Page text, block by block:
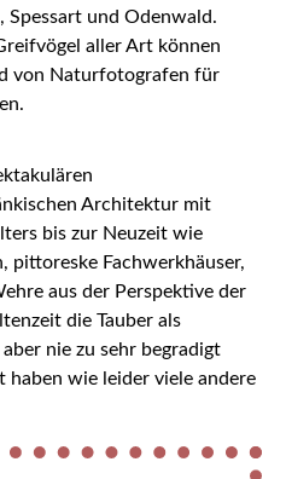
Spessart und Odenwald.
aller Art können
von Naturfotografen für
Architektur mit
bis zur Neuzeit wie
pittoreske Fachwerkhäuser,
aus der Perspektive der
die Tauber als
nie zu sehr begradigt
wie leider viele andere